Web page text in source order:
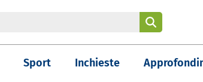
Sport Inchieste